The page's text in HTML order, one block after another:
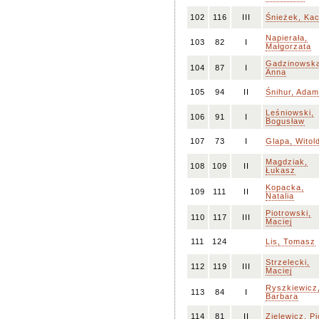
102 116 III Śnieżek,
103 82 I
Napierała,
Małgorzata
104 87 I
Anna
105 94 II Śnihur, Adam
106 91 I
Leśniowski,
Bogusław
107 73 I Glapa,
108 109 II
Magdziak,
Łukasz
109 111 II
Kopacka,
Natalia
110 117 III
Piotrowski,
Maciej
111 124 Lis, Tomasz
112 119 III
Strzelecki,
Maciej
113 84 I
Barbara
114 81 II Zielewicz,